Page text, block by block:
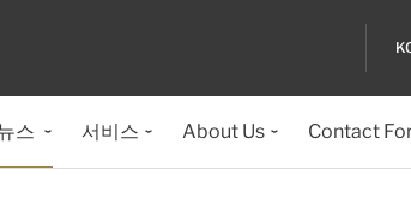
스 서비스 About Us Contact